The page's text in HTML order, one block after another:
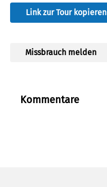
Link zur Tour kopieren
Missbrauch melden
Kommentare